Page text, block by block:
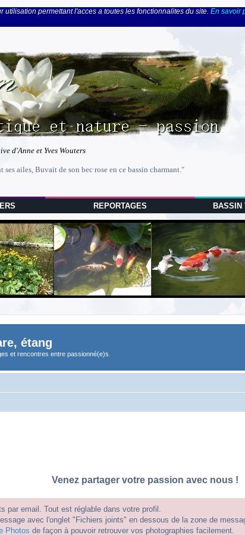
permettant l'acces a toutes les fonctionnalites du site. En savoir
d'Anne et Yves Wouters
ailes, Buvait de son bec rose en ce bassin charmant."
REPORTAGES BASSIN
étang
et rencontres entre passionné(e)s.
Venez partager votre passion avec nous !
par email. Tout est réglable dans votre profil.
avec l'onglet "Fichiers joints" en dessous de la zone de
Photos de façon à pouvoir retrouver vos photographies facilement.